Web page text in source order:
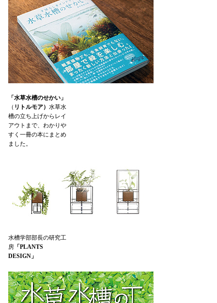
「水草水槽のせかい」
（ リトルモア） 水草水
槽の立ち上げからレイ
アウトまで、わかりや
すく一冊の本にまとめ
ました。
水槽学部部長の研究工
房「PLANTS
DESIGN」